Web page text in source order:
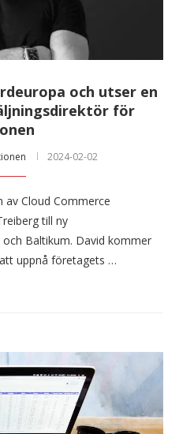
och utser en
för
2024-02-02
av Cloud Commerce
till ny
Baltikum. David kommer
uppnå företagets …